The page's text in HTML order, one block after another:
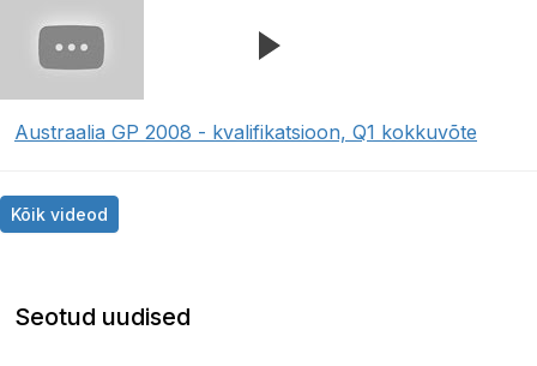
Austraalia GP 2008 - kvalifikatsioon, Q1 kokkuvõte
Kõik videod
Seotud uudised